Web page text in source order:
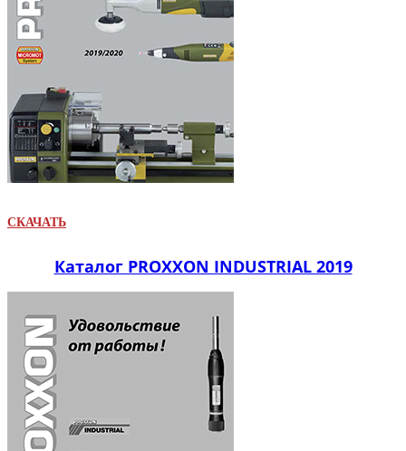
СКАЧАТЬ
Каталог PROXXON INDUSTRIAL 2019